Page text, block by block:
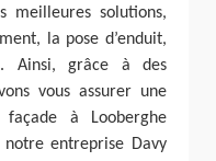
meilleures solutions,
la pose d’enduit,
Ainsi, grâce à des
vous assurer une
à Looberghe
notre entreprise Davy